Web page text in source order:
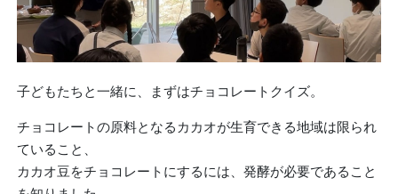
子どもたちと一緒に、まずはチョコレートクイズ。
チョコレートの原料となるカカオが生育できる地域は限られ
ていること、
カカオ豆をチョコレートにするには、発酵が必要であること